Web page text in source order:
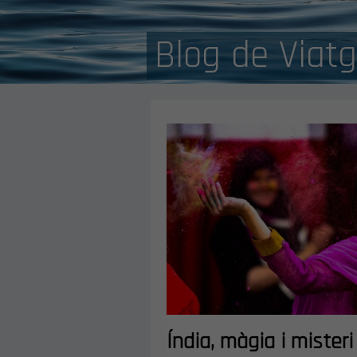
Blog de
Índia, màgia i misteri